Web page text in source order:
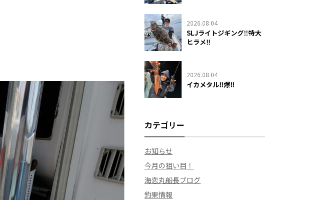
2026.08.04
SLJライトジギング‼️特大
ヒラメ‼️
2026.08.04
イカメタル‼️爆‼️
カテゴリー
お知らせ
今月の狙い目！
海恋丸船長ブログ
釣果情報